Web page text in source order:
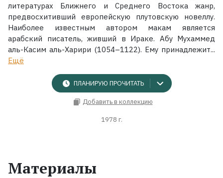
литературах Ближнего и Среднего Востока жанр,
предвосхитивший европейскую плутовскую новеллу.
Наиболее известным автором макам является
арабский писатель, живший в Ираке. Абу Мухаммед
аль-Касим аль-Харири (1054–1122). Ему принадлежит...
Ещё
ПЛАНИРУЮ ПРОЧИТАТЬ
Добавить в коллекцию
1978 г.
Материалы